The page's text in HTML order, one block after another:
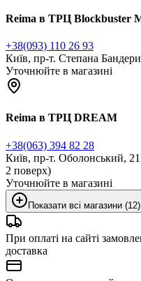
Reima в ТРЦ Blockbuster
+38(093) 110 26 93
Київ, пр-т. Степана
Уточнюйте в магазині
Reima в ТРЦ DREAM
+38(063) 394 82 28
Київ, пр-т. Оболонський,
2 поверх)
Уточнюйте в магазині
Показати всі магазини (12)
При оплаті на сайті
доставка